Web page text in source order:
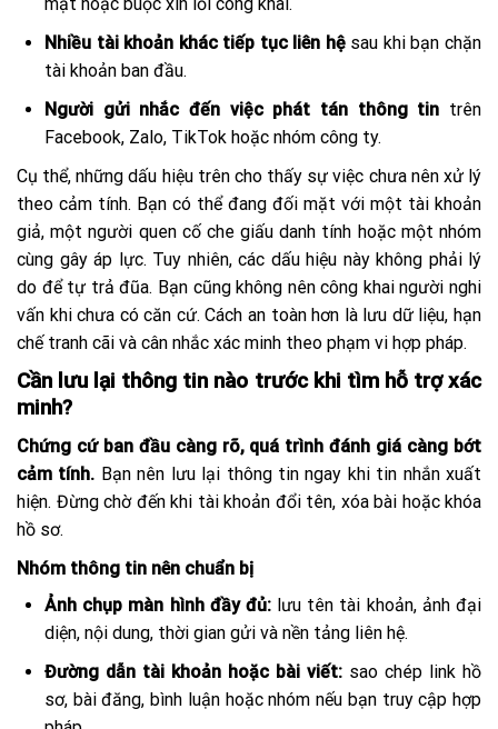
mặt hoặc buộc xin lỗi công khai.
Nhiều tài khoản khác tiếp tục liên hệsau khi bạn chặn
tài khoản ban đầu.
Người gửi nhắc đến việc phát tán thông tin trên
Facebook, Zalo, TikTok hoặc nhóm công ty.
Cụ thể, những dấu hiệu trên cho thấy sự việc chưa nên xử lý
theo cảm tính. Bạn có thể đang đối mặt với một tài khoản
giả, một người quen cố che giấu danh tính hoặc một nhóm
cùng gây áp lực. Tuy nhiên, các dấu hiệu này không phải lý
do để tự trả đũa. Bạn cũng không nên công khai người nghi
vấn khi chưa có căn cứ. Cách an toàn hơn là lưu dữ liệu, hạn
chế tranh cãi và cân nhắc xác minh theo phạm vi hợp pháp.
Cần lưu lại thông tin nào trước khi tìm hỗ trợ xác
minh?
Chứng cứ ban đầu càng rõ, quá trình đánh giá càng bớt
cảm tính. Bạn nên lưu lại thông tin ngay khi tin nhắn xuất
hiện. Đừng chờ đến khi tài khoản đổi tên, xóa bài hoặc khóa
hồ sơ.
Nhóm thông tin nên chuẩn bị
Ảnh chụp màn hình đầy đủ:lưu tên tài khoản, ảnh đại
diện, nội dung, thời gian gửi và nền tảng liên hệ.
Đường dẫn tài khoản hoặc bài viết: sao chép link hồ
sơ, bài đăng, bình luận hoặc nhóm nếu bạn truy cập hợp